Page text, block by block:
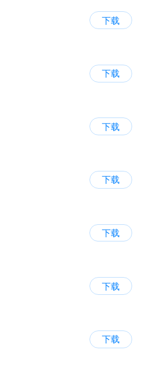
下载
下载
下载
下载
下载
下载
下载